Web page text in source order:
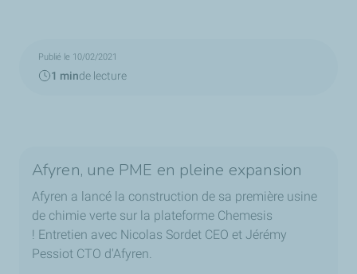
Publié le 10/02/2021
1 minde lecture
Afyren, une PME en pleine expansion
Afyren a lancé la construction de sa première usine
de chimie verte sur la plateforme Chemesis
! Entretien avec Nicolas Sordet CEO et Jérémy
Pessiot CTO d'Afyren.